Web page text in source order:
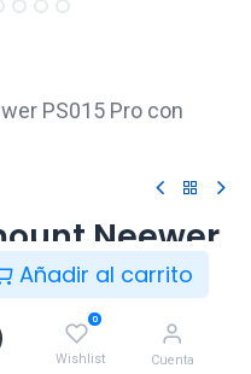
Añadir al carrito
0
Wishlist Cuenta
PS015 Pro con
Neewer